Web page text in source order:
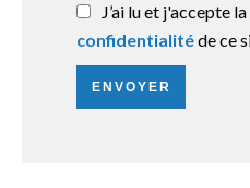
J’ai lu et j'accepte la
confidentialitéde ce
ENVOYER